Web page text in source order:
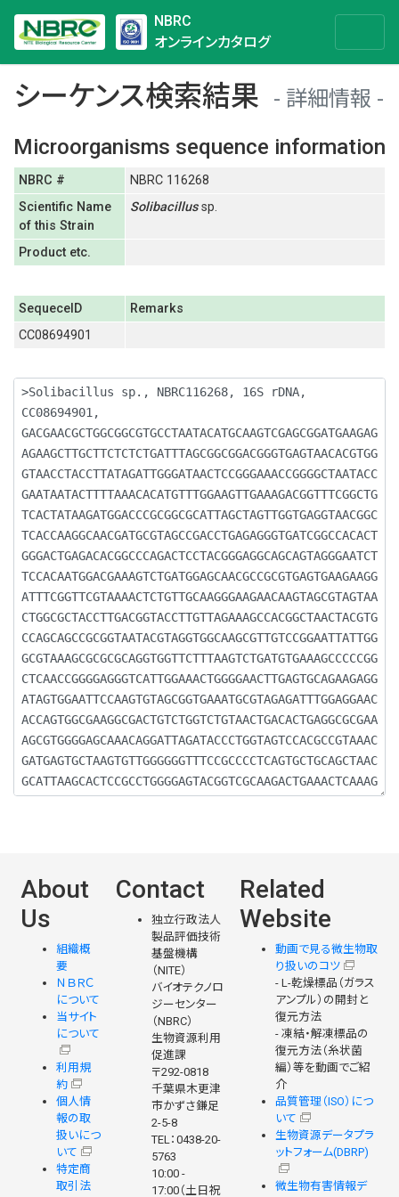
NBRC
オンラインカタログ
シーケンス検索結果
詳細情報
Microorganisms sequence information
NBRC #
NBRC 116268
Scientific Name
of this Strain
Solibacillussp.
Product etc.
SequeceID
Remarks
CC08694901
About
Us
組織概
要
ＮＢＲＣ
について
当サイト
について
利用規
約
個人情
報の取
扱いにつ
いて
特定商
取引法
Contact
独立行政法人
製品評価技術
基盤機構
（NITE）
バイオテクノロ
ジーセンター
（NBRC）
生物資源利用
促進課
〒292-0818
千葉県木更津
市かずさ鎌足
2-5-8
TEL：0438-20-
5763
10:00 -
17:00（土日祝
Related
Website
動画で見る微生物取
り扱いのコツ
- L-乾燥標品（ガラス
アンプル）の開封と
復元方法
- 凍結・解凍標品の
復元方法（糸状菌
編）等を動画でご紹
介
品質管理（ISO）につ
いて
生物資源データプラ
ットフォーム(DBRP)
微生物有害情報デ